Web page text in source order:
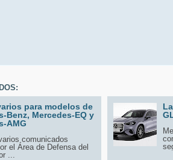
para modelos de
Benz, Mercedes-EQ y
AMG
comunicados
el Área de Defensa del
...